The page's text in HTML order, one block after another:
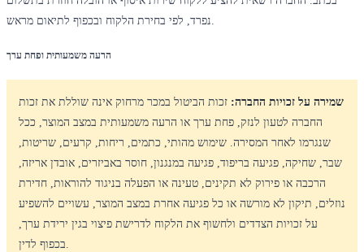
נפרד, לפי בחירת הלקוח ובכפוף לתיאום מראש.
הרעה משמעותית ופחת ערך
שמירה על זכויות החברה: זכות הביטול במכר מרחוק אינה שוללת את זכות
החברה לטעון לנזק, פחת ערך או הרעה משמעותית במצב המוצר, ככל
שנגרמו לאחר המסירה. שימוש מהותי, כתמים, ריחות, קרעים, שריטות,
שבר, שחיקה, פגיעה בריפוד, פגיעה במנגנון, חוסר באביזרים, אובדן אריזה,
הרכבה או פירוק לא תקינים, טעינה או הפעלה בניגוד להוראות, חדירת
נוזלים, תיקון לא מורשה או כל פגיעה אחרת במצב המוצר, עשויים להשפיע
על זכויות הצדדים ולחשוף את הלקוח לדרישת פיצוי בגין ירידת ערך,